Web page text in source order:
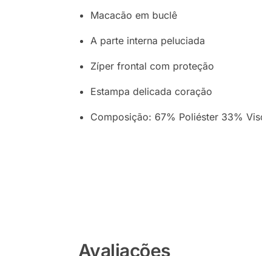
Macacão em buclê
A parte interna peluciada
Zíper frontal com proteção
Estampa delicada coração
Composição: 67% Poliéster 33%
Avaliações